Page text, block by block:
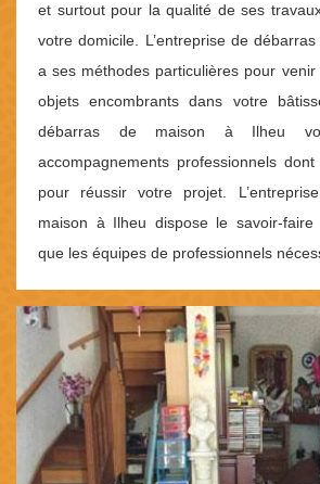
et surtout pour la qualité de ses
votre domicile. L’entreprise de
a ses méthodes particulières pour
objets encombrants dans votre
débarras de maison à Ilheu
accompagnements professionnels
pour réussir votre projet.
maison à Ilheu dispose le savoir-faire
que les équipes de professionnels